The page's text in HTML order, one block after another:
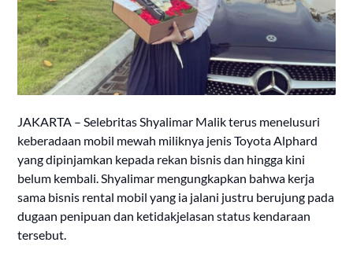
JAKARTA – Selebritas Shyalimar Malik terus menelusuri
keberadaan mobil mewah miliknya jenis Toyota Alphard
yang dipinjamkan kepada rekan bisnis dan hingga kini
belum kembali. Shyalimar mengungkapkan bahwa kerja
sama bisnis rental mobil yang ia jalani justru berujung pada
dugaan penipuan dan ketidakjelasan status kendaraan
tersebut.